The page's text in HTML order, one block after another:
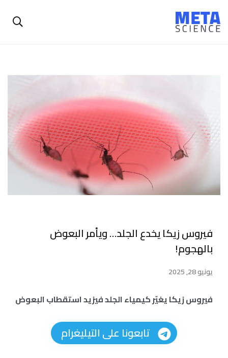
فيروس زيكا يخدع الجلد… ويأمر البعوض
بالهجوم!
يونيو 28, 2025
فيروس زيكا يغيّر كيمياء الجلد فيزيد استقطاب البعوض
تابعونا على التيليغرام